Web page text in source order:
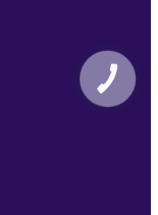
КНОПКА
ЗВ'ЯЗКУ